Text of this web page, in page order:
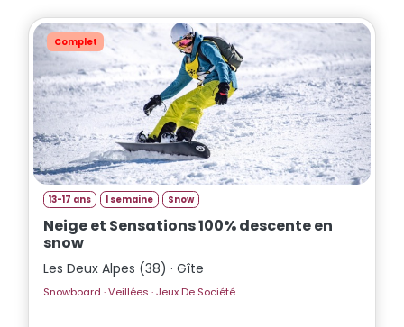
Complet
13-17 ans 1 semaine Snow
Neige et Sensations 100% descente en
snow
Les Deux Alpes (38) · Gîte
Snowboard · Veillées · Jeux De Société